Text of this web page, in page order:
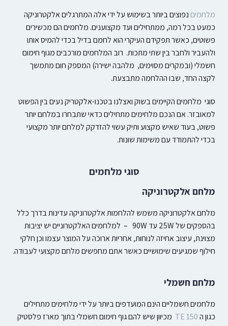
מלחמים נפוצים ביותר בשימוש על ידי אלה המתרגלים אלקטרוניקה
כמעט בכל רמה, ממתחילים ועד מקצוענים. מלחמים הם מכשירים
פשוטים, כאשר תפקידם העיקרי הוא לחמם בדיל בכדי להמיס אותו
ולהעביר ולחבר בין שתי מתכות. רוב המלחמים מורכבים מגוף חימום
חשמלי (ובמקרים מסוימים, מלהבה ישירה) המספק חום מתמשך
לקצה החד, שבו ההלחמה מתבצעת.
סוגי מלחמים הקיימים בשוק ואצלנו בטכנו-אלקטריק נעים בין הפשוט
למאובזר.אם הנכם מלחימים מתחילים כדאי שתבחרו במלחם יותר
פשוט, בעוד שאיש מקצוע ותיק עשוי להזדקק למלחם יותר מקצועי
בכדי להתמודד עם משימות שונות.
סוגי מלחמים
מלחם אלקטרוניקה
מלחם אלקטרוניקה משמש להלחמות אלקטרוניקה עדינות בדרך כלל
בהספקים של 25W עד 90W –
למלחמים האלקטרוניים יש יציבות
מצוינת, עיצוב אחיזה לנוחות, אחריות ארוכה על המוצר עצמו וכן חלקי
חילוף שמגיעים שימושיים כאשר אתם מחפשים מלחם מקצועי לעבודה.
מלחם חשמלי
מלחמים חשמלייםהינם המועדפים ביותר על ידי מלחימים מתחילים
כגון ה
מכיוון שיש להם גוף חימום חשמלי בתוך מארז פלסטיק